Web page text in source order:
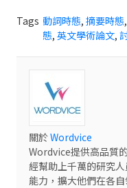
Tags 動詞時態, 摘要時態,
態, 英文學術論文,
關於Wordvice
Wordvice提供高品質
經幫助上千萬的研究
能力，擴大他們在各自